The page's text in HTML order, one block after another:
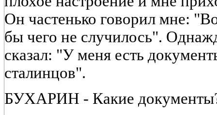
Он частенько говорил мне:
бы чего не случилось".
сказал: "У меня есть
сталинцов".
БУХАРИН - Какие